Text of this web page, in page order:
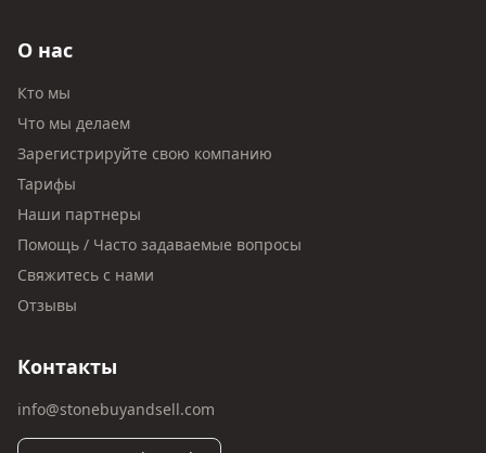
О нас
Кто мы
Что мы делаем
Зарегистрируйте свою компанию
Тарифы
Наши партнеры
Помощь / Часто задаваемые вопросы
Свяжитесь с нами
Отзывы
Контакты
info@stonebuyandsell.com